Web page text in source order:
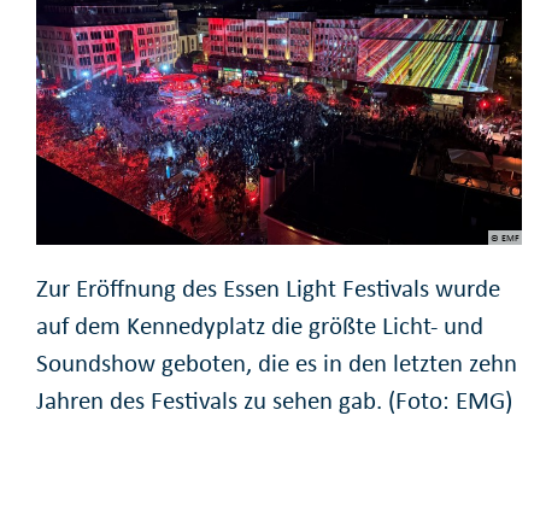
© EMF
Zur Eröffnung des Essen Light Festivals wurde
auf dem Kennedyplatz die größte Licht- und
Soundshow geboten, die es in den letzten zehn
Jahren des Festivals zu sehen gab. (Foto: EMG)